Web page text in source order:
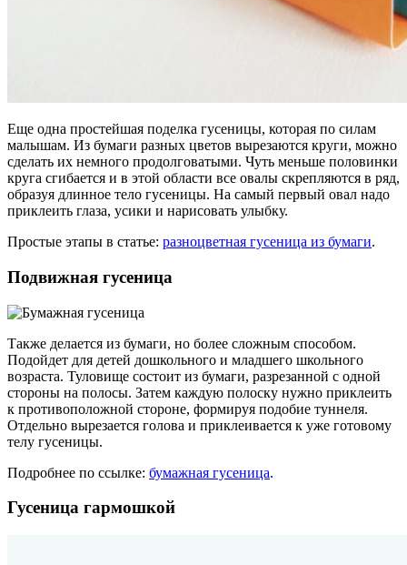
Еще одна простейшая поделка гусеницы, которая по силам
малышам. Из бумаги разных цветов вырезаются круги, можно
сделать их немного продолговатыми. Чуть меньше половинки
круга сгибается и в этой области все овалы скрепляются в ряд,
образуя длинное тело гусеницы. На самый первый овал надо
приклеить глаза, усики и нарисовать улыбку.
Простые этапы в статье: разноцветная гусеница из бумаги.
Подвижная гусеница
Также делается из бумаги, но более сложным способом.
Подойдет для детей дошкольного и младшего школьного
возраста. Туловище состоит из бумаги, разрезанной с одной
стороны на полосы. Затем каждую полоску нужно приклеить
к противоположной стороне, формируя подобие туннеля.
Отдельно вырезается голова и приклеивается к уже готовому
телу гусеницы.
Подробнее по ссылке: бумажная гусеница.
Гусеница гармошкой